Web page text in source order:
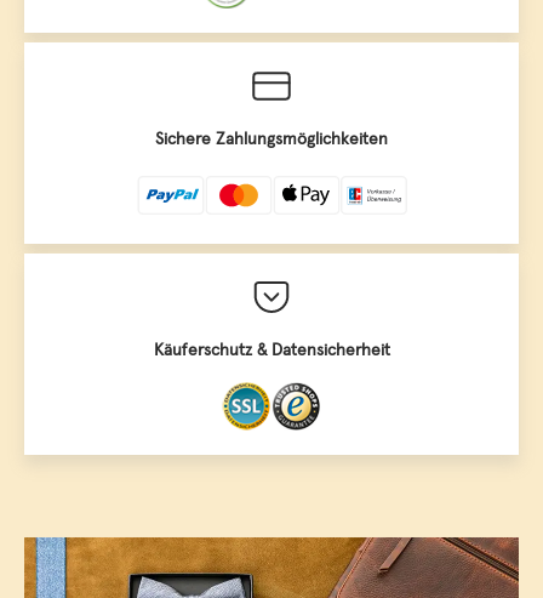
Sichere Zahlungsmöglichkeiten
Käuferschutz & Datensicherheit